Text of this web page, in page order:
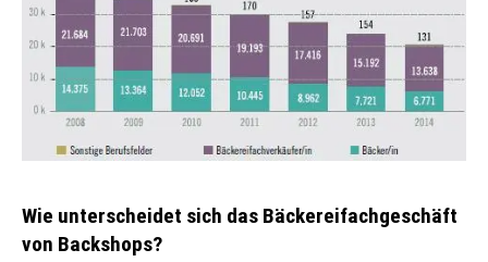
Wie unterscheidet sich das Bäckereifachgeschäft
von Backshops?